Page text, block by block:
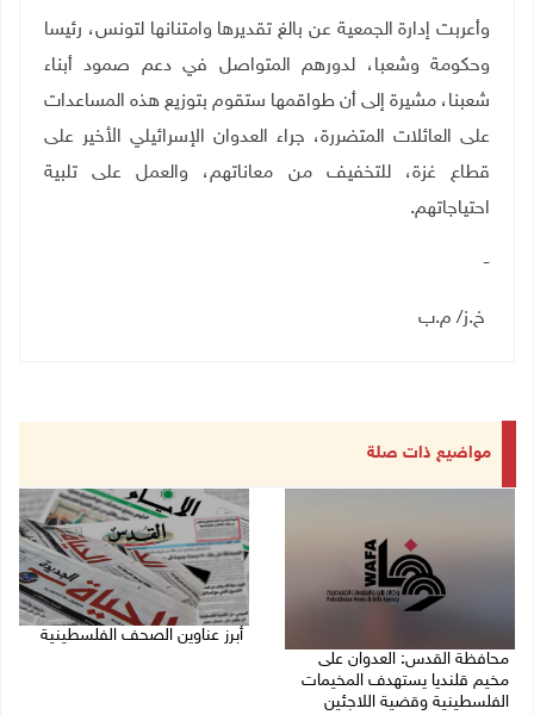
وأعربت إدارة الجمعية عن بالغ تقديرها وامتنانها لتونس، رئيسا
وحكومة وشعبا، لدورهم المتواصل في دعم صمود أبناء
شعبنا، مشيرة إلى أن طواقمها ستقوم بتوزيع هذه المساعدات
على العائلات المتضررة، جراء العدوان الإسرائيلي الأخير على
قطاع غزة، للتخفيف من معاناتهم، والعمل على تلبية
احتياجاتهم.
-
خ.ز/ م.ب
مواضيع ذات صلة
محافظة القدس: العدوان على
مخيم قلنديا يستهدف المخيمات
الفلسطينية وقضية اللاجئين
أبرز عناوين الصحف الفلسطينية